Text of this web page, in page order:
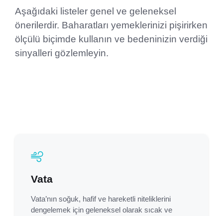
Aşağıdaki listeler genel ve geleneksel
önerilerdir. Baharatları yemeklerinizi pişirirken
ölçülü biçimde kullanın ve bedeninizin verdiği
sinyalleri gözlemleyin.
Vata
Vata’nın soğuk, hafif ve hareketli niteliklerini
dengelemek için geleneksel olarak sıcak ve